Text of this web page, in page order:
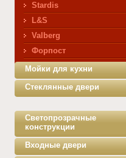
Stardis
L&S
Valberg
Форпост
Мойки для кухни
Стеклянные двери
Светопрозрачные
конструкции
Входные двери